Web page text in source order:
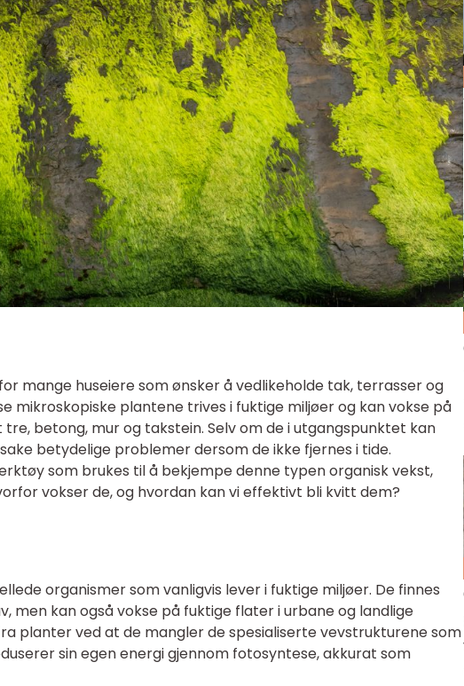
mange huseiere som ønsker å vedlikeholde tak, terrasser og
mikroskopiske plantene trives i fuktige miljøer og kan vokse på
betong, mur og takstein. Selv om de i utgangspunktet kan
betydelige problemer dersom de ikke fjernes i tide.
som brukes til å bekjempe denne typen organisk vekst,
vokser de, og hvordan kan vi effektivt bli kvitt dem?
organismer som vanligvis lever i fuktige miljøer. De finnes
men kan også vokse på fuktige flater i urbane og landlige
planter ved at de mangler de spesialiserte vevstrukturene som
sin egen energi gjennom fotosyntese, akkurat som